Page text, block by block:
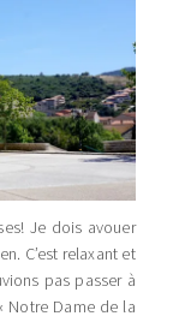
Je dois avouer
C’est relaxant et
pas passer à
Notre Dame de la